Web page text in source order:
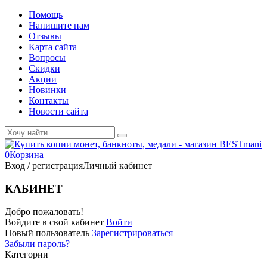
Помощь
Напишите нам
Отзывы
Карта сайта
Вопросы
Скидки
Акции
Новинки
Контакты
Новости сайта
0Корзина
Вход / регистрацияЛичный кабинет
КАБИНЕТ
Добро пожаловать!
Войдите в свой кабинет Войти
Новый пользователь Зарегистрироваться
Забыли пароль?
Категории